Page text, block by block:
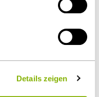
Details zeigen